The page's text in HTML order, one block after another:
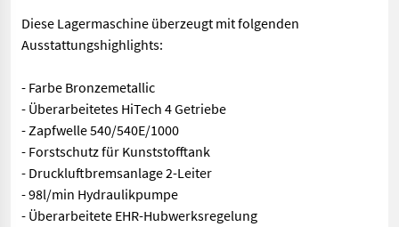
Diese Lagermaschine überzeugt mit folgenden
Ausstattungshighlights:
- Farbe Bronzemetallic
- Überarbeitetes HiTech 4 Getriebe
- Zapfwelle 540/540E/1000
- Forstschutz für Kunststofftank
- Druckluftbremsanlage 2-Leiter
- 98l/min Hydraulikpumpe
- Überarbeitete EHR-Hubwerksregelung